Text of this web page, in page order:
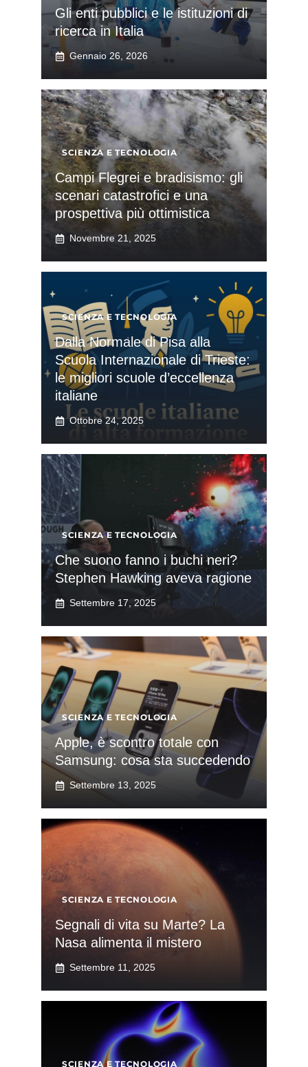
Gli enti pubblici e le istituzioni di
ricerca in Italia
Gennaio 26, 2026
SCIENZA E TECNOLOGIA
Campi Flegrei e bradisismo: gli
scenari catastrofici e una
prospettiva più ottimistica
Novembre 21, 2025
SCIENZA E TECNOLOGIA
Dalla Normale di Pisa alla
Scuola Internazionale di Trieste:
le migliori scuole d’eccellenza
italiane
Ottobre 24, 2025
SCIENZA E TECNOLOGIA
Che suono fanno i buchi neri?
Stephen Hawking aveva ragione
Settembre 17, 2025
SCIENZA E TECNOLOGIA
Apple, è scontro totale con
Samsung: cosa sta succedendo
Settembre 13, 2025
SCIENZA E TECNOLOGIA
Segnali di vita su Marte? La
Nasa alimenta il mistero
Settembre 11, 2025
SCIENZA E TECNOLOGIA